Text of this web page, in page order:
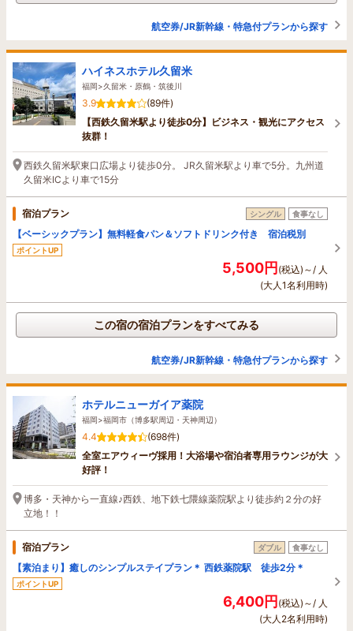
航空券/JR新幹線・特急付プランから探す
ハイネスホテル久留米
福岡>久留米・原鶴・筑後川
3.9
(89件)
【西鉄久留米駅より徒歩0分】ビジネス・観光にアクセス
抜群！
西鉄久留米駅東口広場より徒歩0分。 JR久留米駅より車で5分。九州道
久留米ICより車で15分
宿泊プラン シングル 食事なし
【ベーシックプラン】無料軽食パン＆ソフトドリンク付き 宿泊税別
ポイントUP
5,500円(税込)～/ 人
(大人1名利用時)
この宿の宿泊プランをすべてみる
航空券/JR新幹線・特急付プランから探す
ホテルニューガイア薬院
福岡>福岡市（博多駅周辺・天神周辺）
4.4
(698件)
全室エアウィーヴ採用！大浴場や宿泊者専用ラウンジが大
好評！
博多・天神から一直線♪西鉄、地下鉄七隈線薬院駅より徒歩約２分の好
立地！！
宿泊プラン ダブル 食事なし
【素泊まり】癒しのシンプルステイプラン＊ 西鉄薬院駅 徒歩2分＊
ポイントUP
6,400円(税込)～/ 人
(大人2名利用時)